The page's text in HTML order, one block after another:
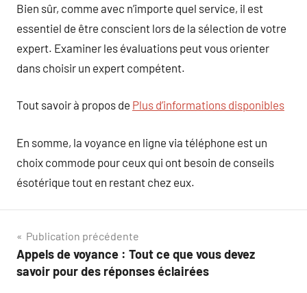
Bien sûr, comme avec n’importe quel service, il est
essentiel de être conscient lors de la sélection de votre
expert. Examiner les évaluations peut vous orienter
dans choisir un expert compétent.
Tout savoir à propos de Plus d’informations disponibles
En somme, la voyance en ligne via téléphone est un
choix commode pour ceux qui ont besoin de conseils
ésotérique tout en restant chez eux.
Navigation
de
Publication précédente
Appels de voyance : Tout ce que vous devez
savoir pour des réponses éclairées